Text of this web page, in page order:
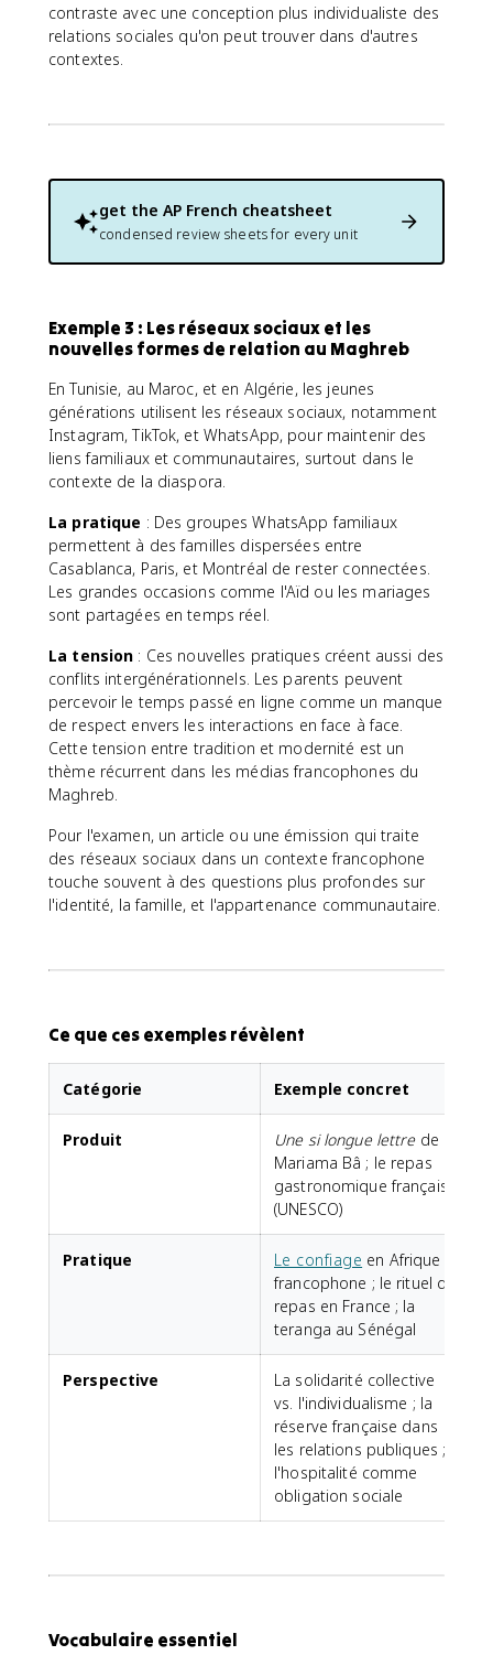
contraste avec une conception plus individualiste des
relations sociales qu'on peut trouver dans d'autres
contextes.
get the AP French cheatsheet
condensed review sheets for every unit
Exemple 3 : Les réseaux sociaux et les
nouvelles formes de relation au Maghreb
En Tunisie, au Maroc, et en Algérie, les jeunes
générations utilisent les réseaux sociaux, notamment
Instagram, TikTok, et WhatsApp, pour maintenir des
liens familiaux et communautaires, surtout dans le
contexte de la diaspora.
La pratique : Des groupes WhatsApp familiaux
permettent à des familles dispersées entre
Casablanca, Paris, et Montréal de rester connectées.
Les grandes occasions comme l'Aïd ou les mariages
sont partagées en temps réel.
La tension : Ces nouvelles pratiques créent aussi des
conflits intergénérationnels. Les parents peuvent
percevoir le temps passé en ligne comme un manque
de respect envers les interactions en face à face.
Cette tension entre tradition et modernité est un
thème récurrent dans les médias francophones du
Maghreb.
Pour l'examen, un article ou une émission qui traite
des réseaux sociaux dans un contexte francophone
touche souvent à des questions plus profondes sur
l'identité, la famille, et l'appartenance communautaire.
Ce que ces exemples révèlent
Catégorie Exemple concret
Produit Une si longue lettrede
Mariama Bâ ; le repas
gastronomique français
(UNESCO)
Pratique Le confiage en Afrique
francophone ; le rituel du
repas en France ; la
teranga au Sénégal
Perspective
La solidarité collective
vs. l'individualisme ; la
réserve française dans
les relations publiques ;
l'hospitalité comme
obligation sociale
Vocabulaire essentiel